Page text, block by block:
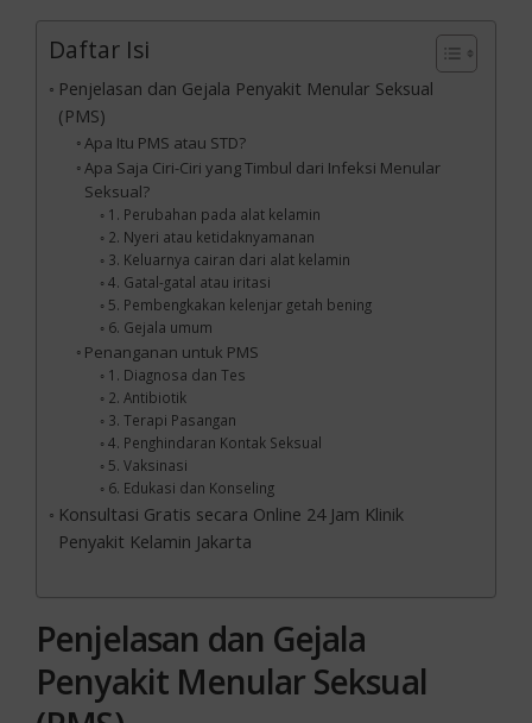
Daftar Isi
Penjelasan dan Gejala Penyakit Menular Seksual
(PMS)
Apa Itu PMS atau STD?
Apa Saja Ciri-Ciri yang Timbul dari Infeksi Menular
Seksual?
1. Perubahan pada alat kelamin
2. Nyeri atau ketidaknyamanan
3. Keluarnya cairan dari alat kelamin
4. Gatal-gatal atau iritasi
5. Pembengkakan kelenjar getah bening
6. Gejala umum
Penanganan untuk PMS
1. Diagnosa dan Tes
2. Antibiotik
3. Terapi Pasangan
4. Penghindaran Kontak Seksual
5. Vaksinasi
6. Edukasi dan Konseling
Konsultasi Gratis secara Online 24 Jam Klinik
Penyakit Kelamin Jakarta
Penjelasan dan Gejala
Penyakit Menular Seksual